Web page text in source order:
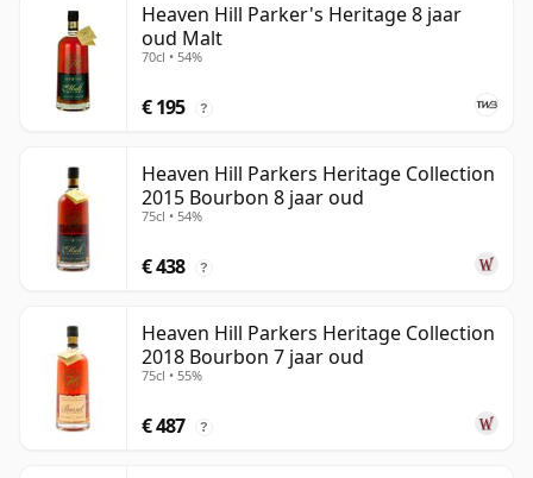
Heaven Hill Parker's Heritage 8 jaar
oud Malt
70cl • 54%
€ 195 ?
Heaven Hill Parkers Heritage Collection
2015 Bourbon 8 jaar oud
75cl • 54%
€ 438 ?
Heaven Hill Parkers Heritage Collection
2018 Bourbon 7 jaar oud
75cl • 55%
€ 487 ?